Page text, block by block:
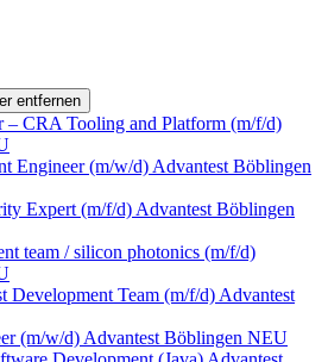
entfernen
– CRA Tooling and Platform (m/f/d)
Engineer (m/w/d) Advantest Böblingen
Expert (m/f/d) Advantest Böblingen
team / silicon photonics (m/f/d)
Development Team (m/f/d) Advantest
(m/w/d) Advantest Böblingen NEU